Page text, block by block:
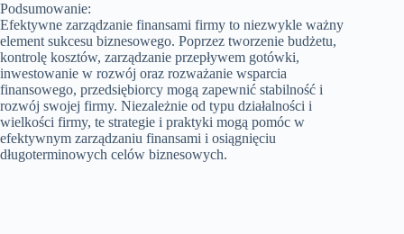
Podsumowanie:
Efektywne zarządzanie finansami firmy to niezwykle ważny
element sukcesu biznesowego. Poprzez tworzenie budżetu,
kontrolę kosztów, zarządzanie przepływem gotówki,
inwestowanie w rozwój oraz rozważanie wsparcia
finansowego, przedsiębiorcy mogą zapewnić stabilność i
rozwój swojej firmy. Niezależnie od typu działalności i
wielkości firmy, te strategie i praktyki mogą pomóc w
efektywnym zarządzaniu finansami i osiągnięciu
długoterminowych celów biznesowych.